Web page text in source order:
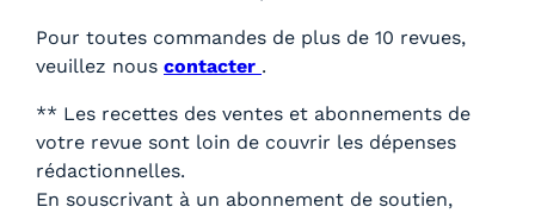
Pour toutes commandes de plus de 10 revues,
veuillez nous contacter .
** Les recettes des ventes et abonnements de
votre revue sont loin de couvrir les dépenses
rédactionnelles.
En souscrivant à un abonnement de soutien,